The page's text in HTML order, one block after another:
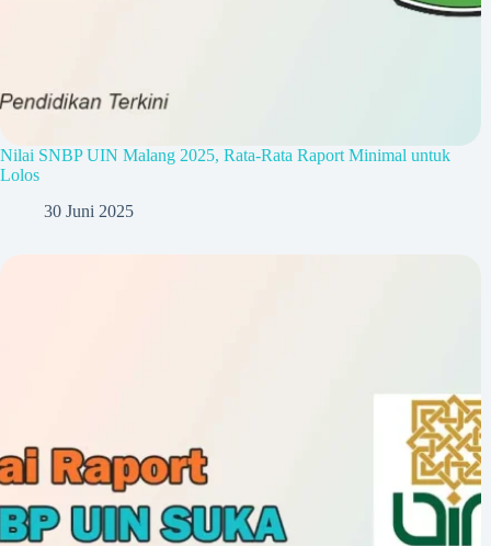
Nilai SNBP UIN Malang 2025, Rata-Rata Raport Minimal untuk
Lolos
30 Juni 2025